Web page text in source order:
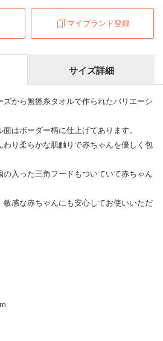
マイブランド登録
サイズ詳細
から無撚糸タオルで作られたバリエーシ
はボーダー柄に仕上げてあります。
り柔らかな肌触りで赤ちゃんを優しく包
入った三角フードもついていて赤ちゃん
感な赤ちゃんにも安心してお使いいただ